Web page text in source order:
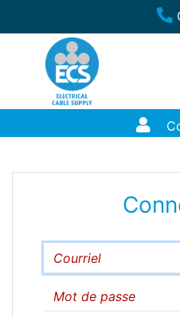
Courriel
Mot de passe